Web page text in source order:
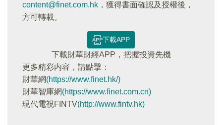
content@finet.com.hk ，獲得書面確認及授權後，
方可轉載。
下載APP
下載財華財經APP，把握投資先機
更多精彩内容，請點擊：
財華網(https://www.finet.hk/)
財華智庫網(https://www.finet.com.cn)
現代電視FINTV(http://www.fintv.hk)